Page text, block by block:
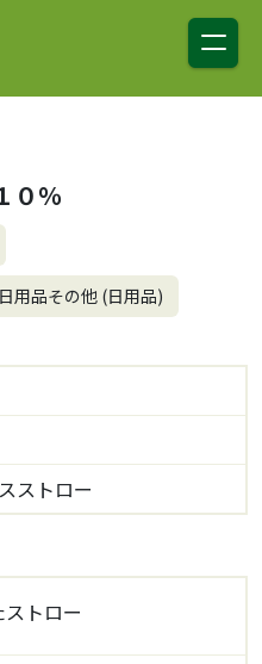
０％
日用品その他 (日用品)
ストロー
トロー